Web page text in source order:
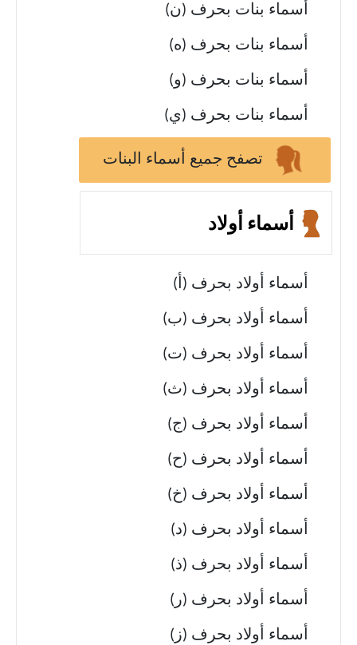
أسماء بنات بحرف (ن)
أسماء بنات بحرف (ه)
أسماء بنات بحرف (و)
أسماء بنات بحرف (ي)
تصفح جميع أسماء البنات
أسماء أولاد
أسماء أولاد بحرف (أ)
أسماء أولاد بحرف (ب)
أسماء أولاد بحرف (ت)
أسماء أولاد بحرف (ث)
أسماء أولاد بحرف (ج)
أسماء أولاد بحرف (ح)
أسماء أولاد بحرف (خ)
أسماء أولاد بحرف (د)
أسماء أولاد بحرف (ذ)
أسماء أولاد بحرف (ر)
أسماء أولاد بحرف (ز)